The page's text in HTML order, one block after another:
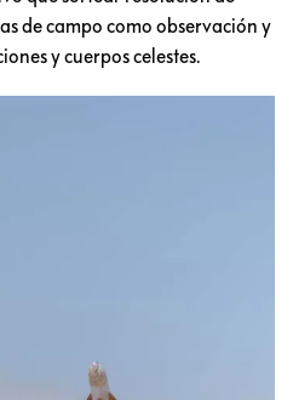
de campo como observación y
y cuerpos celestes.